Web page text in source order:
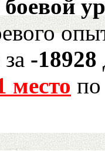
боевой
-18928
место по